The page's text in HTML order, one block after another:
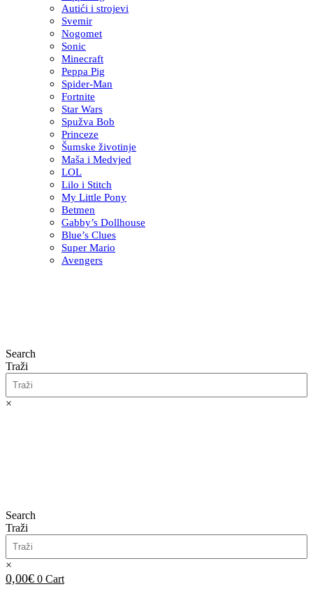
Autići i strojevi
Svemir
Nogomet
Sonic
Minecraft
Peppa Pig
Spider-Man
Fortnite
Star Wars
Spužva Bob
Princeze
Šumske životinje
Maša i Medvjed
LOL
Lilo i Stitch
My Little Pony
Betmen
Gabby’s Dollhouse
Blue’s Clues
Super Mario
Avengers
Search
Traži
×
Search
Traži
×
0,00€ 0 Cart